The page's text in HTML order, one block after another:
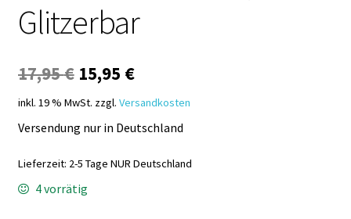
Glitzerbar
17,95€ Ursprünglicher
Preis
war:
17,95 €
15,95 €Aktueller
Preis
ist:
15,95 €.
inkl. 19 % MwSt. zzgl. Versandkosten
Versendung nur in Deutschland
Lieferzeit: 2-5 Tage NUR Deutschland
4 vorrätig